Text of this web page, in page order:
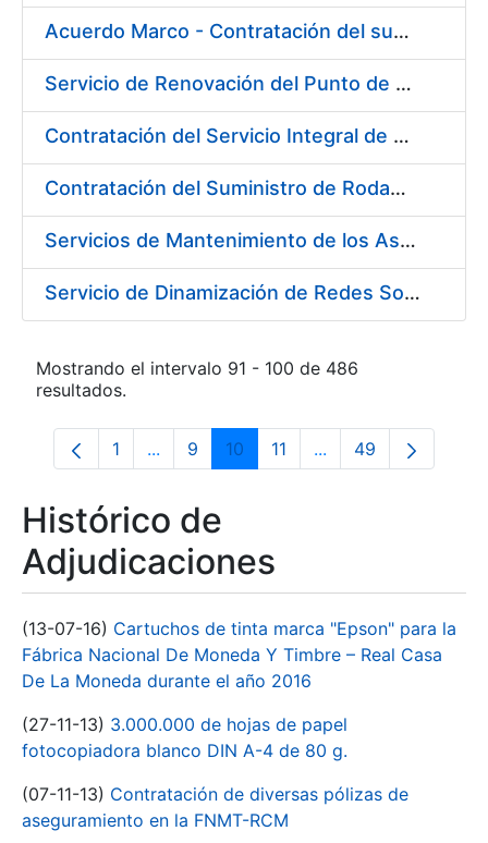
Acuerdo Marco - Contratación del suministro de Material de Electricidad para la Fábrica de papel de Burgos. PA AM /FP/004/2020-2021
Servicio de Renovación del Punto de Venta de la Tienda del Museo de la FNMT-RCM
Contratación del Servicio Integral de Cardioprotección para sus Sedes de Madrid y Burgos
Contratación del Suministro de Rodamientos y Material de Transmisiones para la Fábrica Nacional de Moneda y Timbre - Real Casa de la Moneda
Servicios de Mantenimiento de los Ascensores, Montacargas y Plataformas de Minusválidos instalados en la Fábrica de Papel de Burgos
Servicio de Dinamización de Redes Sociales
Mostrando el intervalo 91 - 100 de 486
resultados.
Página
1 ...Páginas intermedias Use TAB para
Página
9 Página
10 Página
11 ...PáginasPágina
49
Histórico de
Adjudicaciones
(13-07-16) Cartuchos de tinta marca "Epson" para la
Fábrica Nacional De Moneda Y Timbre – Real Casa
De La Moneda durante el año 2016
(27-11-13) 3.000.000 de hojas de papel
fotocopiadora blanco DIN A-4 de 80 g.
(07-11-13) Contratación de diversas pólizas de
aseguramiento en la FNMT-RCM